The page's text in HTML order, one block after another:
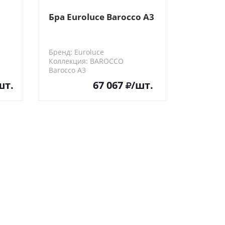
Бра Euroluce Barocco A3
Бренд: Euroluce
Коллекция: BAROCCO
Barocco A3
67 067 /шт.